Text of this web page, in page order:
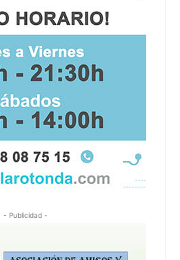
- Publicidad -